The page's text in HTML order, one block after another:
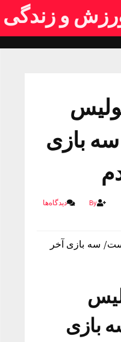
و زندگی
بازی
By
دیدگاه‌ها
سه بازی آخر
بازی